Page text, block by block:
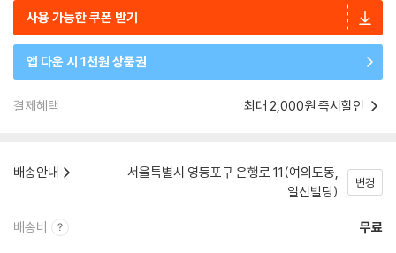
사용 가능한 쿠폰 받기
앱 다운 시 1천원 상품권
결제혜택 최대 2,000원 즉시할인
배송안내
서울특별시 영등포구 은행로 11(여의도동,
일신빌딩)
변경
배송비 무료